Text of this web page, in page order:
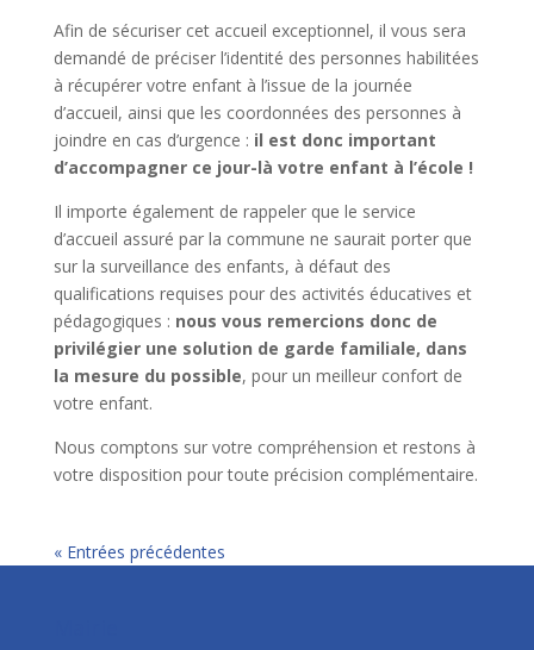
Afin de sécuriser cet accueil exceptionnel, il vous sera
demandé de préciser l’identité des personnes habilitées
à récupérer votre enfant à l’issue de la journée
d’accueil, ainsi que les coordonnées des personnes à
joindre en cas d’urgence : il est donc important
d’accompagner ce jour-là votre enfant à l’école !
Il importe également de rappeler que le service
d’accueil assuré par la commune ne saurait porter que
sur la surveillance des enfants, à défaut des
qualifications requises pour des activités éducatives et
pédagogiques : nous vous remercions donc de
privilégier une solution de garde familiale, dans
la mesure du possible, pour un meilleur confort de
votre enfant.
Nous comptons sur votre compréhension et restons à
votre disposition pour toute précision complémentaire.
« Entrées précédentes